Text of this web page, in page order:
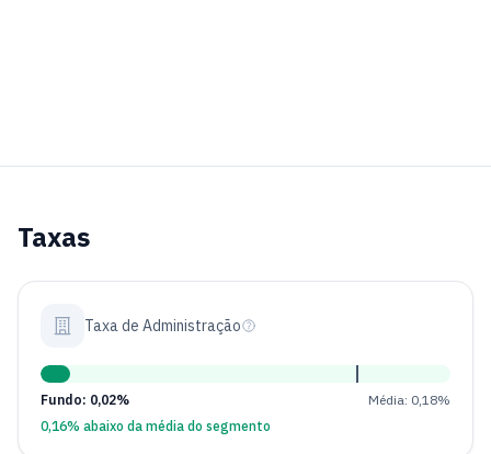
Taxas
Taxa de Administração
Fundo: 0,02%
Média: 0,18%
0,16% abaixo da média do segmento